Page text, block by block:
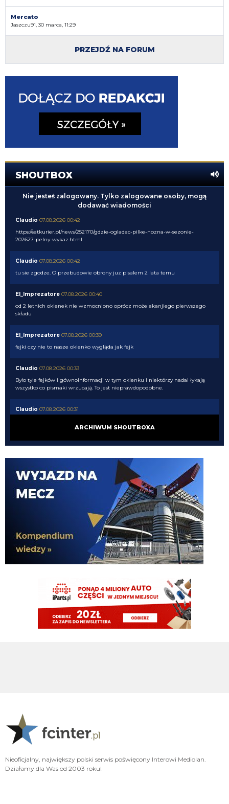
Mercato
Jaszczu91, 30 marca, 11:29
PRZEJDŹ NA FORUM
SHOUTBOX
Nie jesteś zalogowany. Tylko zalogowane osoby, mogą
dodawać wiadomości
Claudio 07.08.2026 00:42
https://satkurier.pl/news/252170/gdzie-ogladac-pilke-nozna-w-sezonie-
202627-pelny-wykaz.html
Claudio 07.08.2026 00:42
tu sie zgodze. O przebudowie obrony juz pisalem 2 lata temu
El_Imprezatore 07.08.2026 00:40
od 2 letnich okienek nie wzmocniono oprócz może akanjiego pierwszego
składu
El_Imprezatore 07.08.2026 00:39
fejki czy nie to nasze okienko wygląda jak fejk
Claudio 07.08.2026 00:33
Było tyle fejków i gównoinformacji w tym okienku i niektórzy nadal łykają
wszystko co pismaki wrzucają. To jest nieprawdopodobne.
Claudio 07.08.2026 00:31
El_Imprezatore 07.08.2026 00:09
Claudio 06.08.2026 23:58
pismaki zawsze maja info z opoznieniem. Moze juz dawno dali sobie spokoj
z Romero. To wiedza tylko wewnatrz Interu
Żebyscie sie jeszcze nie zdziwili jak CHivu po treningach uznal ze Pavard
ma motywacje i odpowiednie umiejetnosci i sam chce by zostal, a kasa ma
isc na inne pozycje
Jaworeq 06.08.2026 23:33
06.08.2026 23:14
Misterem X był Benjamin Pavard. Witamy w Interze!
FENDI_SOSA 06.08.2026 22:15
Ważniejsze mamy pozycje do obstawienia
FENDI_SOSA
06.08.2026 22:15
ARCHIWUM SHOUTBOXA
Nieoficjalny, największy polski serwis poświęcony Interowi Mediolan.
Działamy dla Was od 2003 roku!